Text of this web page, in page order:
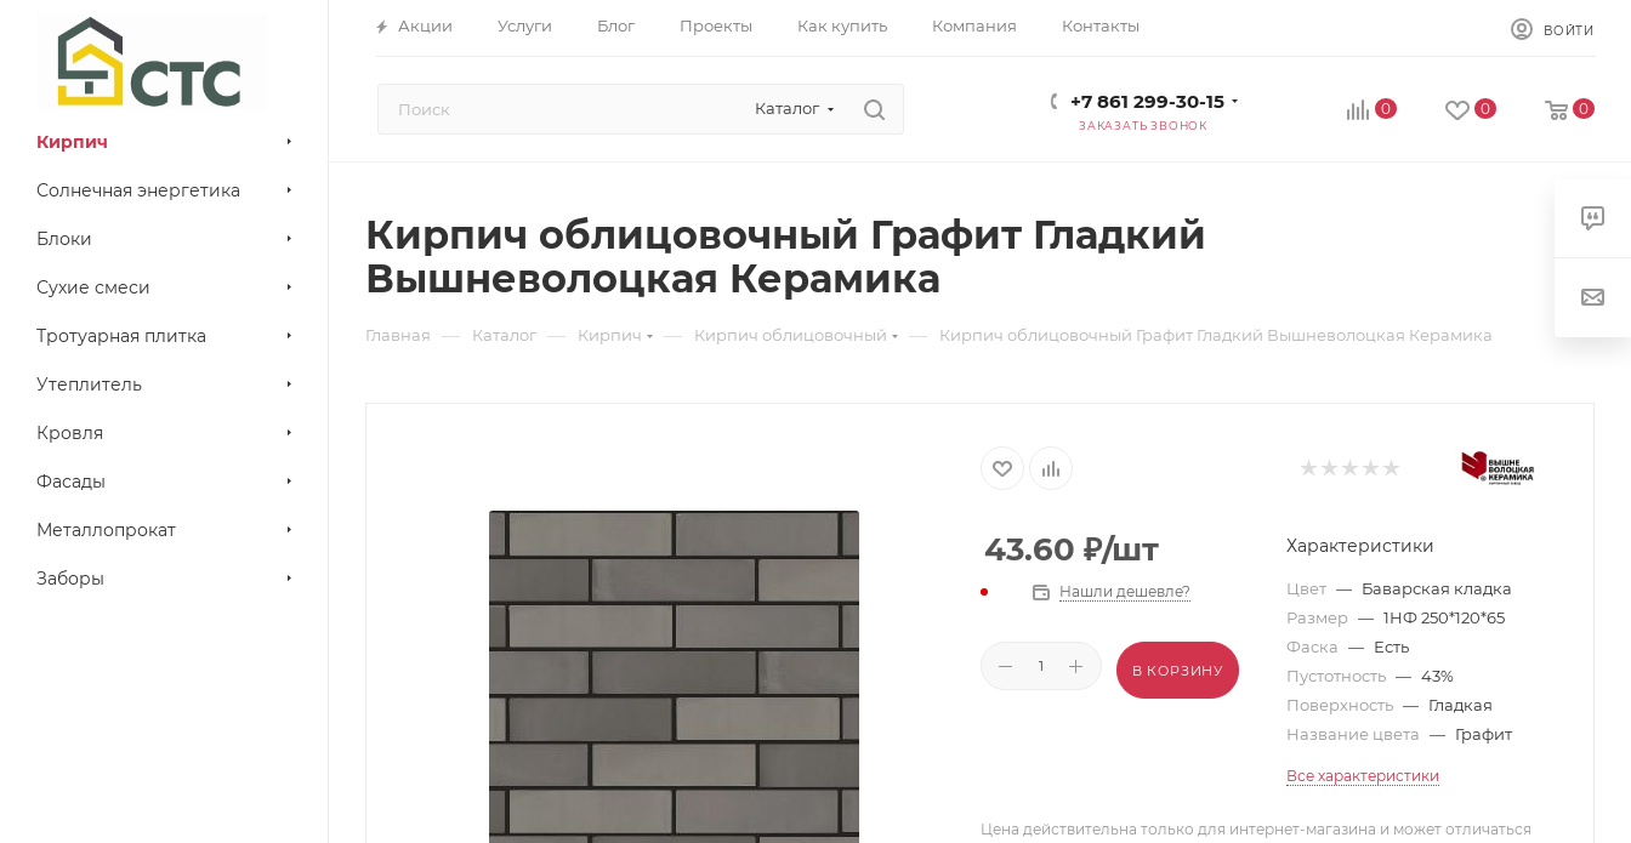
Акции Услуги Блог Проекты Как купить Компания Контакты ВОЙТИ
Каталог +7 861 299-30-15
ЗАКАЗАТЬ ЗВОНОК
0 0 0
Кирпич
Солнечная энергетика
Блоки
Сухие смеси
Тротуарная плитка
Утеплитель
Кровля
Фасады
Металлопрокат
Заборы
Кирпич облицовочный Графит Гладкий
Вышневолоцкая Керамика
Главная — Каталог — Кирпич — Кирпич облицовочный — Кирпич облицовочный Графит Гладкий Вышневолоцкая Керамика
43.60 ₽/шт
Нашли дешевле?
В КОРЗИНУ
Характеристики
Цвет — Баварская кладка
Размер — 1НФ 250*120*65
Фаска — Есть
Пустотность — 43%
Поверхность — Гладкая
Название цвета — Графит
Все характеристики
Цена действительна только для интернет-магазина и может отличаться